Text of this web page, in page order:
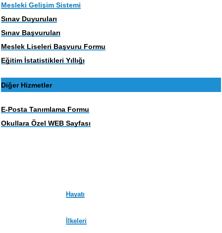
Mesleki Gelişim Sistemi
Sınav Duyuruları
Sınav Başvuruları
Meslek Liseleri Başvuru Formu
Eğitim İstatistikleri Yıllığı
Diğer Hizmetler
E-Posta Tanımlama Formu
Okullara Özel WEB Sayfası
Hayatı
İlkeleri